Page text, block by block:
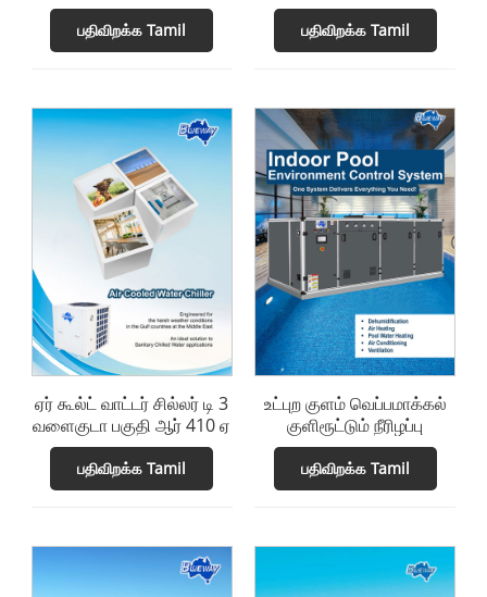
பதிவிறக்க Tamil பதிவிறக்க Tamil
ஏர் கூல்ட் வாட்டர் சில்லர் டி 3
வளைகுடா பகுதி ஆர் 410 ஏ
பதிவிறக்க Tamil
உட்புற குளம் வெப்பமாக்கல்
குளிரூட்டும் நீரிழப்பு
பதிவிறக்க Tamil